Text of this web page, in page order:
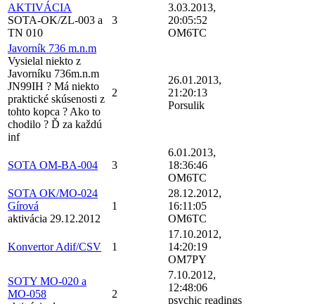
AKTIVÁCIA
SOTA-OK/ZL-003 a
TN 010
3
3.03.2013,
20:05:52
OM6TC
Javorník 736 m.n.m
Vysielal niekto z
Javorníku 736m.n.m
JN99IH ? Má niekto
praktické skúsenosti z
tohto kopca ? Ako to
chodilo ? Ď za každú
inf
2
26.01.2013,
21:20:13
Porsulik
SOTA OM-BA-004 3
6.01.2013,
18:36:46
OM6TC
SOTA OK/MO-024
Gírová
aktivácia 29.12.2012
1
28.12.2012,
16:11:05
OM6TC
Konvertor Adif/CSV 1
17.10.2012,
14:20:19
OM7PY
SOTY MO-020 a
MO-058
2
7.10.2012,
12:48:06
psychic readings